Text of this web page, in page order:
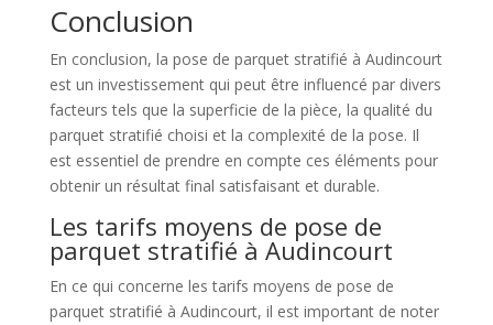
Conclusion
En conclusion, la pose de parquet stratifié à Audincourt
est un investissement qui peut être influencé par divers
facteurs tels que la superficie de la pièce, la qualité du
parquet stratifié choisi et la complexité de la pose. Il
est essentiel de prendre en compte ces éléments pour
obtenir un résultat final satisfaisant et durable.
Les tarifs moyens de pose de
parquet stratifié à Audincourt
En ce qui concerne les tarifs moyens de pose de
parquet stratifié à Audincourt, il est important de noter